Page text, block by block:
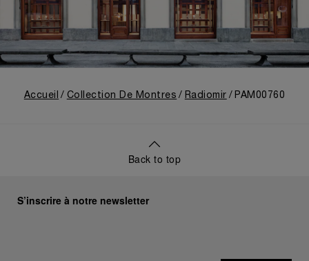
Accueil Collection De Montres Radiomir PAM00760
Back to top
S’inscrire à notre newsletter